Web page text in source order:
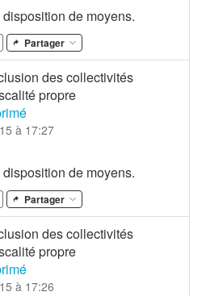
de moyens.
Partager
des collectivités
propre
à 17:27
de moyens.
Partager
des collectivités
propre
à 17:26